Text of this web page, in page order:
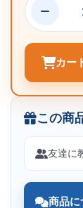
カー
この商
友達に
商品に